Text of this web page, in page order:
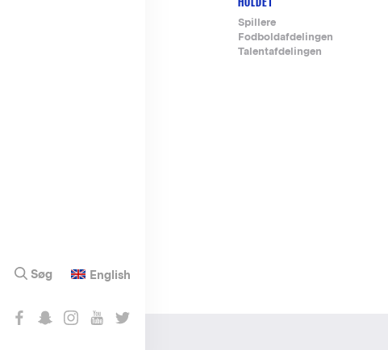
English
Søg
Footer-
menu
Spillere
Fodboldafdelingen
Talentafdelingen